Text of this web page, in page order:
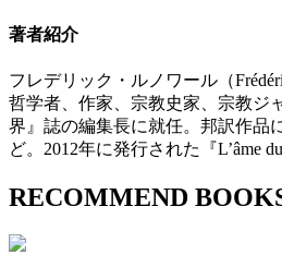
著者紹介
フレデリック・ルノワール（
哲学者、作家、宗教史家、宗教ジ
界』誌の編集長に就任。邦訳作
ど。2012年に発行された『L’âme
RECOMMEND